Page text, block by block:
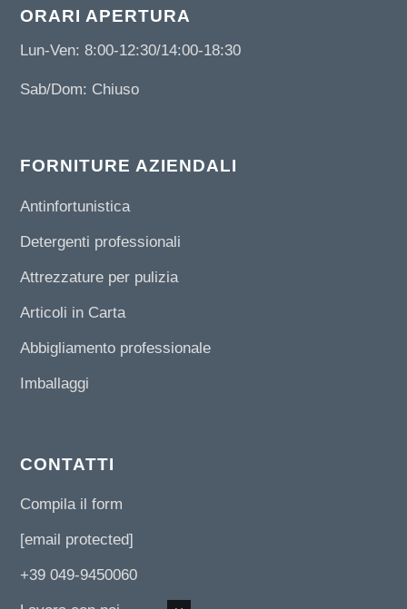
ORARI APERTURA
Lun-Ven: 8:00-12:30/14:00-18:30
Sab/Dom: Chiuso
FORNITURE AZIENDALI
Antinfortunistica
Detergenti professionali
Attrezzature per pulizia
Articoli in Carta
Abbigliamento professionale
Imballaggi
CONTATTI
Compila il form
[email protected]
+39 049-9450060